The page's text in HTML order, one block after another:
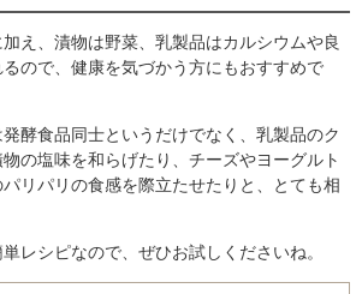
え、漬物は野菜、乳製品はカルシウムや良
ので、健康を気づかう方にもおすすめで
酵食品同士というだけでなく、乳製品のク
の塩味を和らげたり、チーズやヨーグルト
リパリの食感を際立たせたりと、とても相
レシピなので、ぜひお試しくださいね。